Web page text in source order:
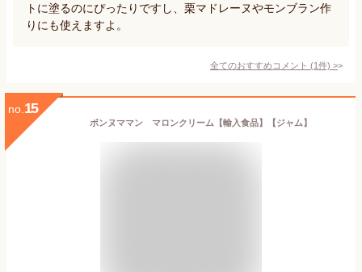
トに塗るのにぴったりですし、栗マドレーヌやモンブラン作
りにも使えますよ。
全てのおすすめコメント (1件) >
no. 15
ボンヌママン マロンクリーム【輸入食品】【ジャム】